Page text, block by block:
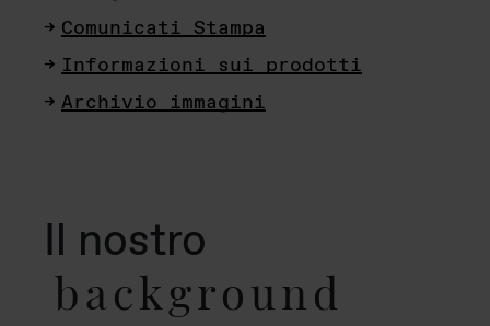
Comunicati Stampa
Informazioni sui prodotti
Archivio immagini
Il nostro
background